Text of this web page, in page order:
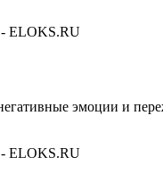
эмоции и